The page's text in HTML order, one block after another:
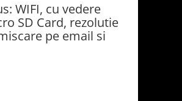
WIFI, cu vedere
SD Card, rezolutie
pe email si